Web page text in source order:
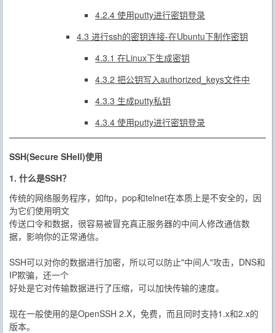
4.2.4 使用putty进行密钥登录
4.3 进行ssh的密钥连接-在Ubuntu下制作密钥
4.3.1 在Linux下生成密钥
4.3.2 把公钥写入authorized_keys文件中
4.3.3 生成putty私钥
4.3.4 使用putty进行密钥登录
SSH(Secure SHell)使用
1. 什么是SSH？
传统的网络服务程序，如ftp，pop和telnet在本质上是不安全的，因
为它们使用明文
传送口令和数据，很容易被冒充真正服务器的中间人修改通信数
据，影响你的正常通信。
SSH可以对你的数据进行加密，所以可以防止"中间人"攻击，DNS和
IP欺骗，还一个
好处是它对传输数据进行了压缩，可以加快传输的速度。
现在一般使用的是OpenSSH 2.X，免费，而且同时支持1.x和2.x的
版本。